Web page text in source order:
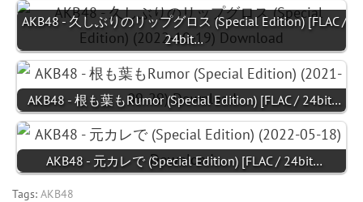
AKB48 - 久しぶりのリップグロス (Special Edition) [FLAC /
24bit…
AKB48 - 根も葉もRumor (Special Edition) [FLAC / 24bit…
AKB48 - 元カレで (Special Edition) [FLAC / 24bit…
Tags: AKB48